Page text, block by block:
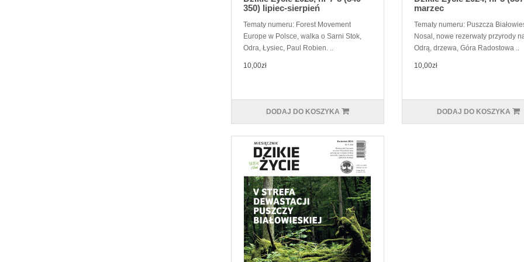
350) lipiec-sierpień
Tematy numeru: Forest Movement
Europe w Polsce, walka o Sarni Stok,
Odra, Łysiec, Paul Robien. ..
10,00zł
DODAJ DO KOSZYKA
marzec
Tematy numeru: Puszcza
Nosal, nowe rezerwaty przyrody
Odrą, drzewa, Góra Radostowa ..
10,00zł
DODAJ DO KOSZYKA